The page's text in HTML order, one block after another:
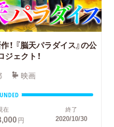
！ 『脳天パラダイス』の公
ジェクト！
映画
在
円
終了
2020/10/30